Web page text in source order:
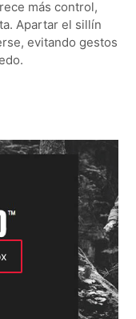
más control,
Apartar el sillín
evitando gestos